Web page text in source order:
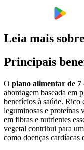
Leia mais
Principais
O plano alimentar de 7
abordagem baseada em
benefícios à saúde. Rico
leguminosas e proteínas
em fibras e nutrientes
vegetal contribui para
como doenças cardíacas